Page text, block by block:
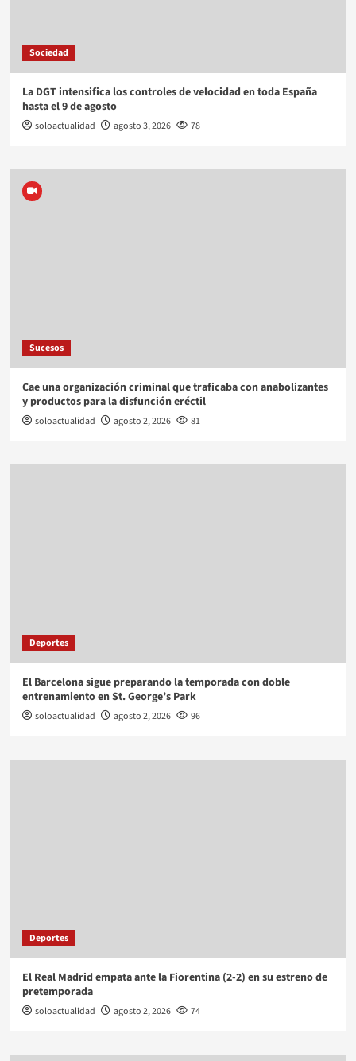
Sociedad
La DGT intensifica los controles de velocidad en toda España
hasta el 9 de agosto
soloactualidad agosto 3, 2026 78
Sucesos
Cae una organización criminal que traficaba con anabolizantes
y productos para la disfunción eréctil
soloactualidad agosto 2, 2026 81
Deportes
El Barcelona sigue preparando la temporada con doble
entrenamiento en St. George’s Park
soloactualidad agosto 2, 2026 96
Deportes
El Real Madrid empata ante la Fiorentina (2-2) en su estreno de
pretemporada
soloactualidad agosto 2, 2026 74